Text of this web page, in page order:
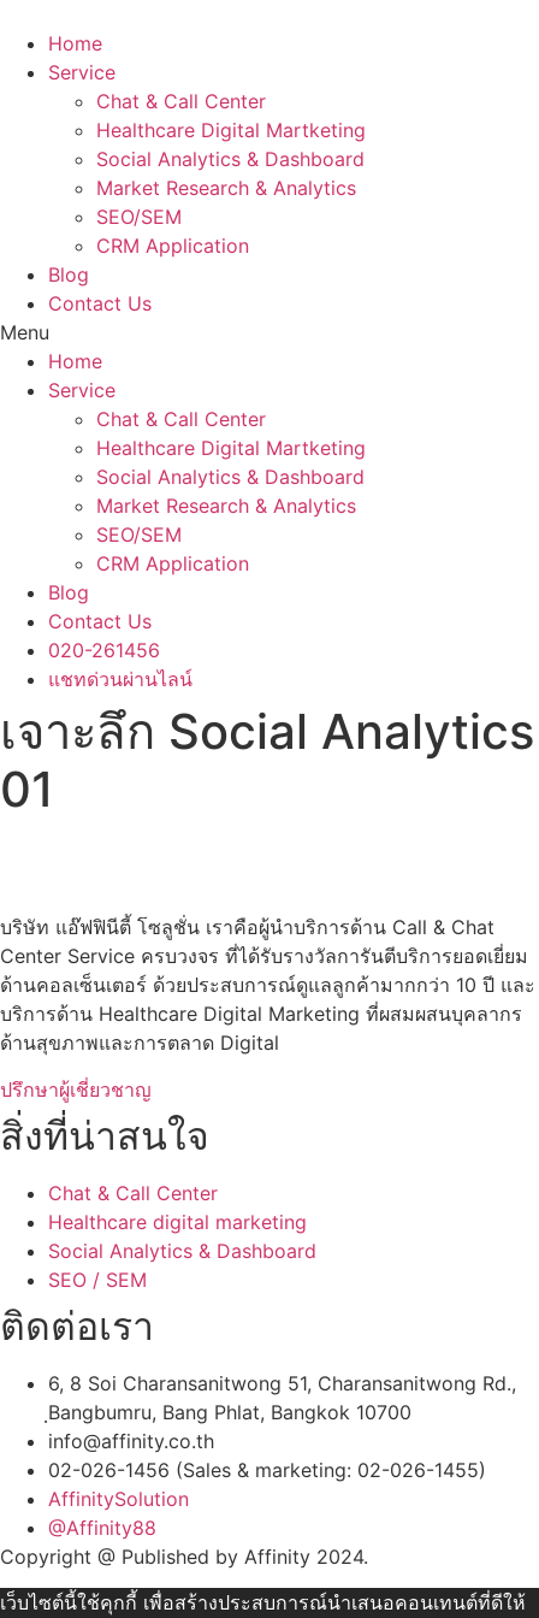
content
Home
Service
Chat & Call Center
Healthcare Digital Martketing
Social Analytics & Dashboard
Market Research & Analytics
SEO/SEM
CRM Application
Blog
Contact Us
Menu
Home
Service
Chat & Call Center
Healthcare Digital Martketing
Social Analytics & Dashboard
Market Research & Analytics
SEO/SEM
CRM Application
Blog
Contact Us
020-261456
แชทด่วนผ่านไลน์
เจาะลึก Social Analytics
01
บริษัท แอ๊ฟฟินีตี้ โซลูชั่น เราคือผู้นำบริการด้าน Call & Chat
Center Service ครบวงจร ที่ได้รับรางวัลการันตีบริการยอดเยี่ยม
ด้านคอลเซ็นเตอร์ ด้วยประสบการณ์ดูแลลูกค้ามากกว่า 10 ปี และ
บริการด้าน Healthcare Digital Marketing ที่ผสมผสนบุคลากร
ด้านสุขภาพและการตลาด Digital
ปรึกษาผู้เชี่ยวชาญ
สิ่งที่น่าสนใจ
Chat & Call Center
Healthcare digital marketing
Social Analytics & Dashboard
SEO / SEM
ติดต่อเรา
6, 8 Soi Charansanitwong 51, Charansanitwong Rd.,
ฺBangbumru, Bang Phlat, Bangkok 10700
info@affinity.co.th
02-026-1456 (Sales & marketing: 02-026-1455)
AffinitySolution
@Affinity88
Copyright @ Published by Affinity 2024.
เว็บไซต์นี้ใช้คุกกี้ เพื่อสร้างประสบการณ์นำเสนอคอนเทนต์ที่ดีให้